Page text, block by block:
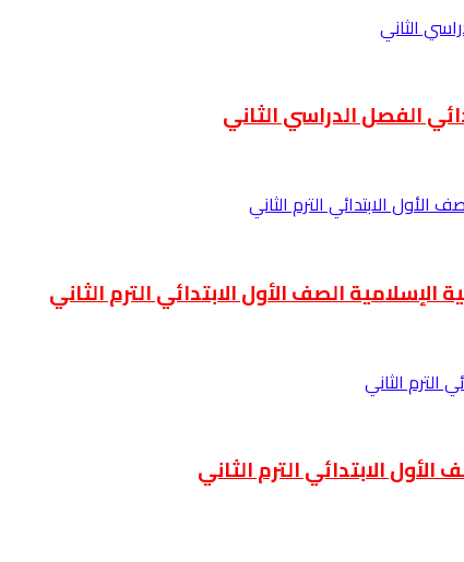
الفصل الدراسي الثاني
الصف الأول الابتدائي الترم الثاني
الابتدائي الترم الثاني